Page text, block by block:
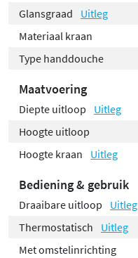
Glansgraad
Uitleg
Materiaal kraan
Type handdouche
Maatvoering
Diepte uitloop Uitleg
Hoogte uitloop
Hoogte kraan
Uitleg
Bediening & gebruik
Draaibare uitloop
Uitleg
Thermostatisch
Uitleg
Met omstelinrichting